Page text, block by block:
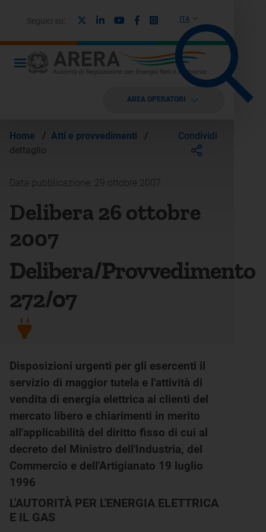
ITA
Seguici su: LinkedinYoutubeFacebook
Instagram
AREA OPERATORI
Home / Atti e provvedimenti
/
dettaglio
Condividi
Data pubblicazione: 29 ottobre 2007
Delibera 26 ottobre
2007
Delibera/Provvedimento
272/07
Disposizioni urgenti per gli esercenti il
servizio di maggior tutela e l'attività di
vendita di energia elettrica ai clienti del
mercato libero e chiarimenti in merito
all'applicabilità del diritto fisso di cui al
decreto del Ministro dell'Industria, del
Commercio e dell'Artigianato 19 luglio
1996
L'AUTORITÀ PER L'ENERGIA ELETTRICA
E IL GAS